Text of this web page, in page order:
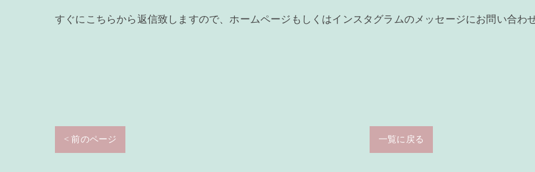
すぐにこちらから返信致しますので、ホームページもしくはインスタグラムのメッセージにお問い合わ
< 前のページ 一覧に戻る